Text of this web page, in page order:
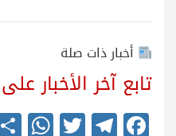
أخبار ذات صلة
تابع آخر الأخبار على Baznews
Fa
Te
T
W